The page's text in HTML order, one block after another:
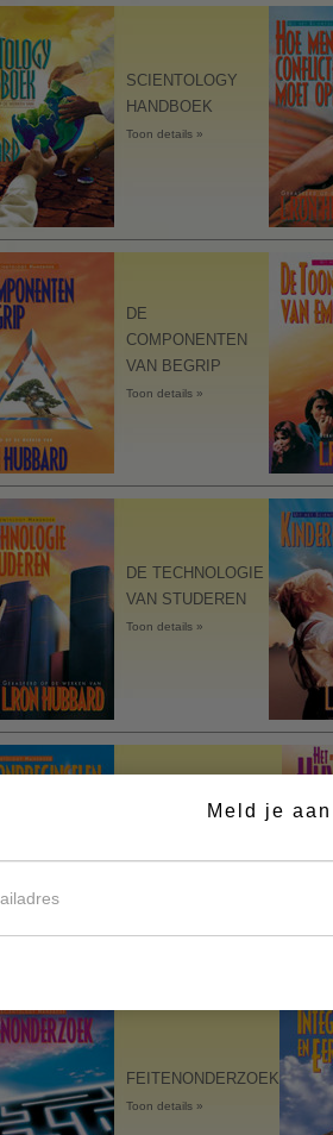
SCIENTOLOGY
HANDBOEK
Toon details »
DE
COMPONENTEN
VAN BEGRIP
Toon details »
DE TECHNOLOGIE
VAN STUDEREN
Toon details »
VAN ORGANISEREN
FEITENONDERZOEK
Toon details »
Meld je aan